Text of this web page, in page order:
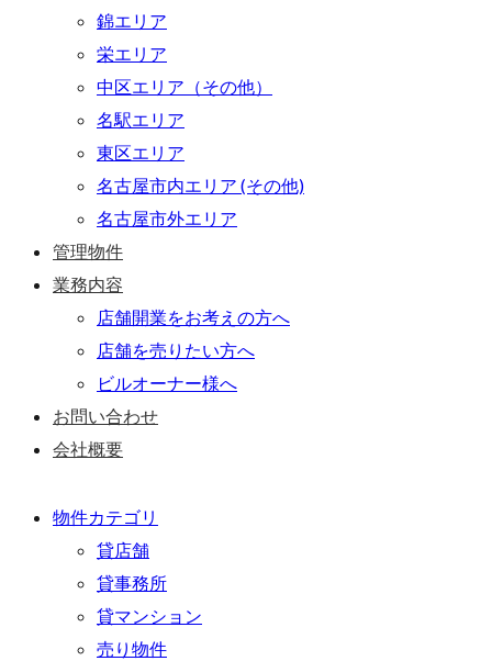
錦エリア
栄エリア
中区エリア（その他）
名駅エリア
東区エリア
名古屋市内エリア (その他)
名古屋市外エリア
管理物件
業務内容
店舗開業をお考えの方へ
店舗を売りたい方へ
ビルオーナー様へ
お問い合わせ
会社概要
物件カテゴリ
貸店舗
貸事務所
貸マンション
売り物件